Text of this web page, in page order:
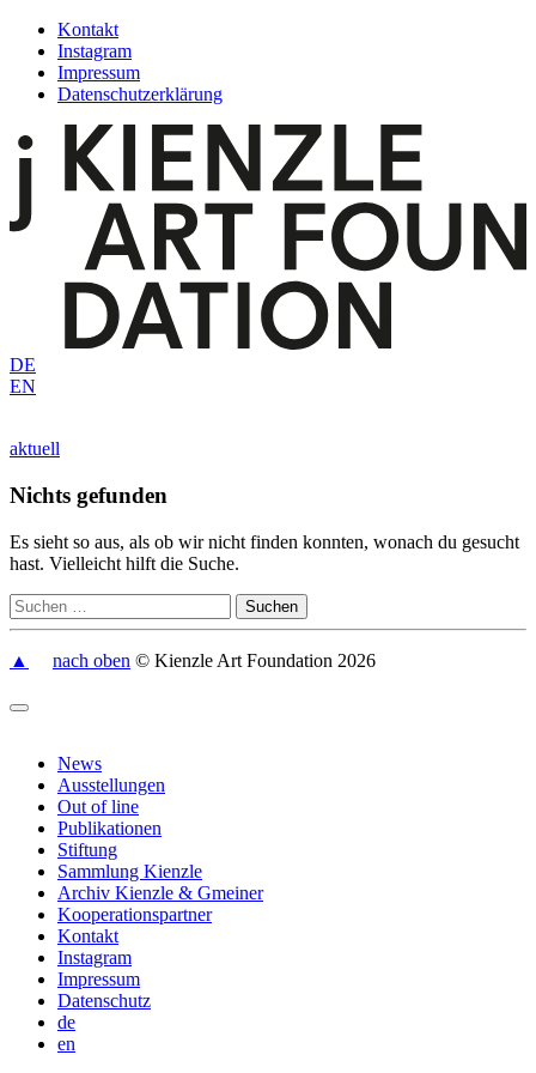
Zum
Inhalt
springen
Kontakt
Instagram
Impressum
Datenschutzerklärung
DE
EN
aktuell
Nichts gefunden
Es sieht so aus, als ob wir nicht finden konnten, wonach du gesucht
hast. Vielleicht hilft die Suche.
▲ nach oben © Kienzle Art Foundation 2026
News
Ausstellungen
Out of line
Publikationen
Stiftung
Sammlung Kienzle
Archiv Kienzle & Gmeiner
Kooperationspartner
Kontakt
Instagram
Impressum
Datenschutz
de
en